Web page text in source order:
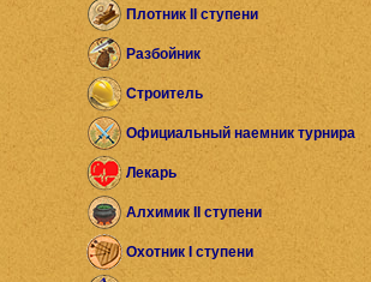
Плотник II ступени
Разбойник
Строитель
Официальный наемник турнира
Лекарь
Алхимик II ступени
Охотник I ступени